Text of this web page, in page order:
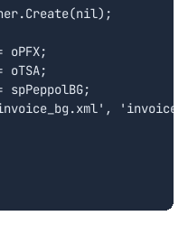
oPFX;
oTSA;
spPeppolBG;